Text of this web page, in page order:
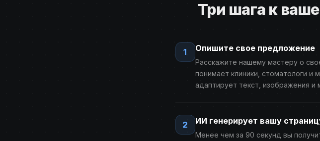
Три шага к
1 Опишите свое предложение
Расскажите нашему мастеру о
понимает клиники, стоматологи и
адаптирует текст, изображения и
2 ИИ генерирует вашу
Менее чем за 90 секунд вы